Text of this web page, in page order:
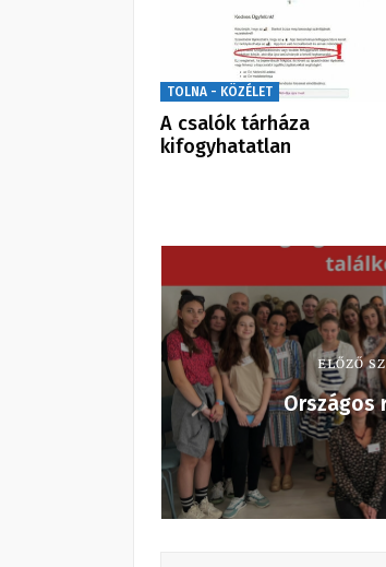
TOLNA - KÖZÉLET
A csalók tárháza
kifogyhatatlan
ELŐZŐ
Országos